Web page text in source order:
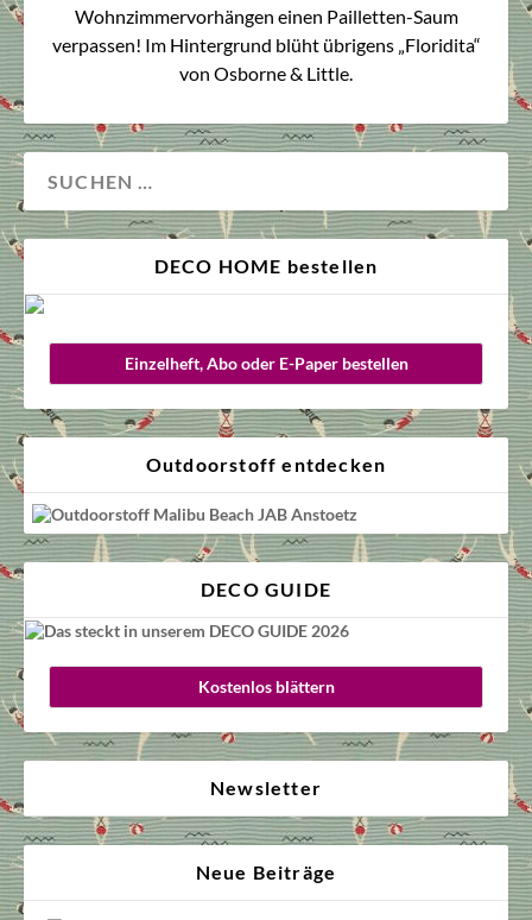
Wohnzimmervorhängen einen Pailletten-Saum
verpassen! Im Hintergrund blüht übrigens „Floridita“
von Osborne & Little.
DECO HOME bestellen
Einzelheft, Abo oder E-Paper bestellen
Outdoorstoff entdecken
DECO GUIDE
Kostenlos blättern
Newsletter
Neue Beiträge